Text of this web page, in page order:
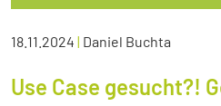
18.11.2024 | Daniel Buchta
Use Case gesucht?!